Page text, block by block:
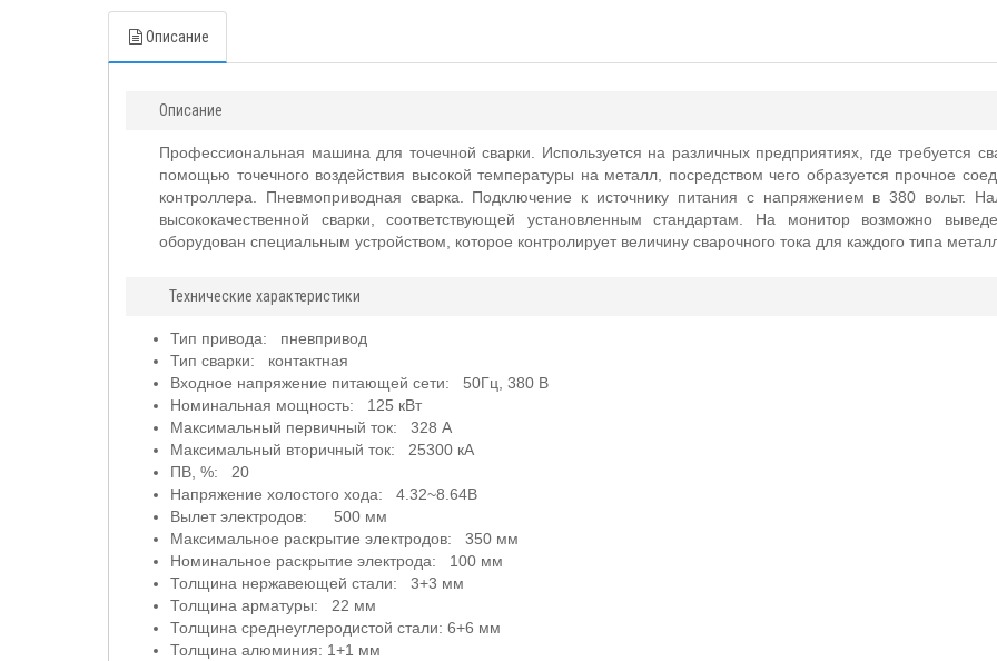
Описание
Описание
Профессиональная машина для точечной сварки. Используется на различных предприятиях, где требуется
помощью точечного воздействия высокой температуры на металл, посредством чего образуется прочное
контроллера. Пневмоприводная сварка. Подключение к источнику питания с напряжением в 380 вольт.
высококачественной сварки, соответствующей установленным стандартам. На монитор возможно
оборудован специальным устройством, которое контролирует величину сварочного тока для каждого типа
Технические характеристики
Тип привода: пневпривод
Тип сварки: контактная
Входное напряжение питающей сети: 50Гц, 380 В
Номинальная мощность: 125 кВт
Максимальный первичный ток: 328 А
Максимальный вторичный ток: 25300 кА
ПВ, %: 20
Напряжение холостого хода: 4.32~8.64В
Вылет электродов: 500 мм
Максимальное раскрытие электродов: 350 мм
Номинальное раскрытие электрода: 100 мм
Толщина нержавеющей стали: 3+3 мм
Толщина арматуры: 22 мм
Толщина среднеуглеродистой стали: 6+6 мм
Толщина алюминия: 1+1 мм